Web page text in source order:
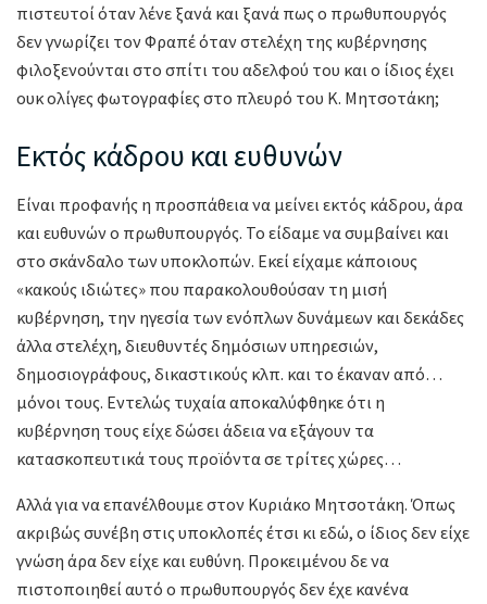
πιστευτοί όταν λένε ξανά και ξανά πως ο πρωθυπουργός
δεν γνωρίζει τον Φραπέ όταν στελέχη της κυβέρνησης
φιλοξενούνται στο σπίτι του αδελφού του και ο ίδιος έχει
ουκ ολίγες φωτογραφίες στο πλευρό του Κ. Μητσοτάκη;
Εκτός κάδρου και ευθυνών
Είναι προφανής η προσπάθεια να μείνει εκτός κάδρου, άρα
και ευθυνών ο πρωθυπουργός. Το είδαμε να συμβαίνει και
στο σκάνδαλο των υποκλοπών. Εκεί είχαμε κάποιους
«κακούς ιδιώτες» που παρακολουθούσαν τη μισή
κυβέρνηση, την ηγεσία των ενόπλων δυνάμεων και δεκάδες
άλλα στελέχη, διευθυντές δημόσιων υπηρεσιών,
δημοσιογράφους, δικαστικούς κλπ. και το έκαναν από…
μόνοι τους. Εντελώς τυχαία αποκαλύφθηκε ότι η
κυβέρνηση τους είχε δώσει άδεια να εξάγουν τα
κατασκοπευτικά τους προϊόντα σε τρίτες χώρες…
Αλλά για να επανέλθουμε στον Κυριάκο Μητσοτάκη. Όπως
ακριβώς συνέβη στις υποκλοπές έτσι κι εδώ, ο ίδιος δεν είχε
γνώση άρα δεν είχε και ευθύνη. Προκειμένου δε να
πιστοποιηθεί αυτό ο πρωθυπουργός δεν έχε κανένα